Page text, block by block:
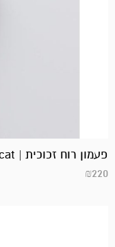
פעמון רוח זכוכית | cat
₪220